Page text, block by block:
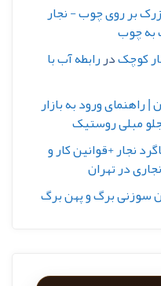
بر روی چوب - نجار
به چوب
کوچکدررابطه آب با
راهنمای ورود به بازار
مبلی روستیک
نجار +قوانین کار و
در تهران
سوزنی برگ و پهن برگ